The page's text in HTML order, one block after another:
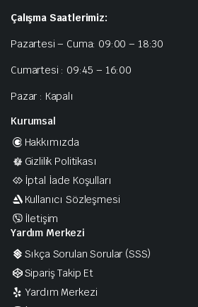
Çalışma Saatlerimiz:
Pazartesi – Cuma: 09:00 – 18:30
Cumartesi : 09:45 – 16:00
Pazar : Kapalı
Kurumsal
Hakkımızda
Gizlilik Politikası
İptal İade Koşulları
Kullanıcı Sözleşmesi
İletişim
Yardım Merkezi
Sıkça Sorulan Sorular (SSS)
Sipariş Takip Et
Yardım Merkezi